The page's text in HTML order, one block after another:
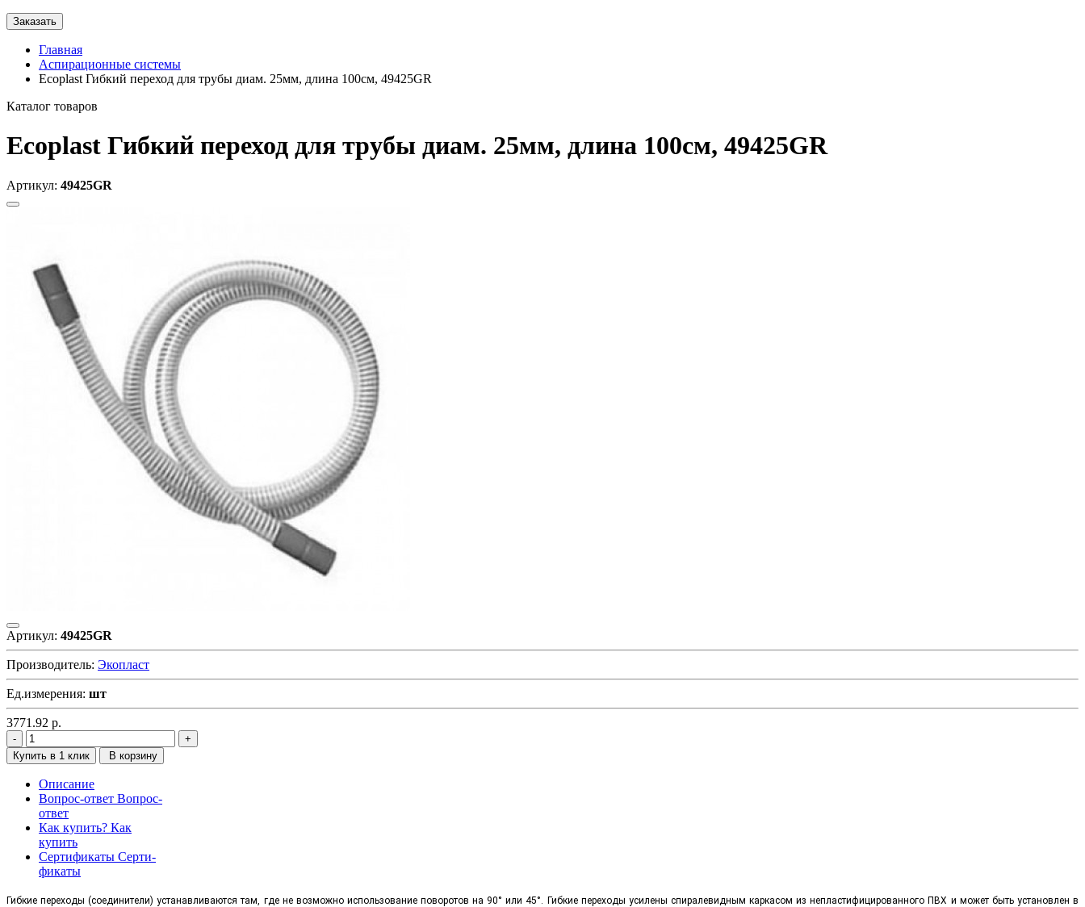
Заказать
Главная
Аспирационные системы
Ecoplast Гибкий переход для трубы диам. 25мм, длина 100см, 49425GR
Каталог товаров
Ecoplast Гибкий переход для трубы диам. 25мм, длина 100см, 49425GR
Артикул: 49425GR
Артикул: 49425GR
Производитель: Экопласт
Ед.измерения: шт
3771.92 р.
Купить в 1 клик В корзину
Описание
Вопрос-ответ Вопрос-
ответ
Как купить? Как
купить
Сертификаты Серти-
фикаты
Гибкие переходы (соединители) устанавливаются там, где не возможно использование поворотов на 90° или 45°. Гибкие переходы усилены спиралевидным каркасом из непластифицированного ПВХ и может быть установлен в